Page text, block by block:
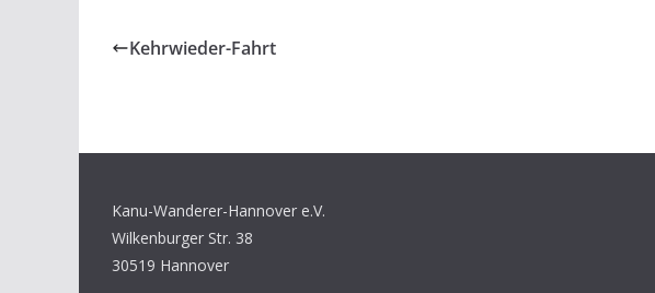
Kehrwieder-Fahrt
Kanu-Wanderer-Hannover e.V.
Wilkenburger Str. 38
30519 Hannover